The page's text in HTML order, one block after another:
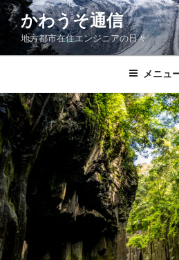
コ
ン
ン
ス
キ
ッ
プ
かわうそ通信
地方都市在住エンジニアの日々
メニュ